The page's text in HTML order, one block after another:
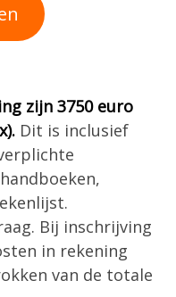
zijn 3750 euro
Dit is inclusief
Bij inschrijving
in rekening
van de totale